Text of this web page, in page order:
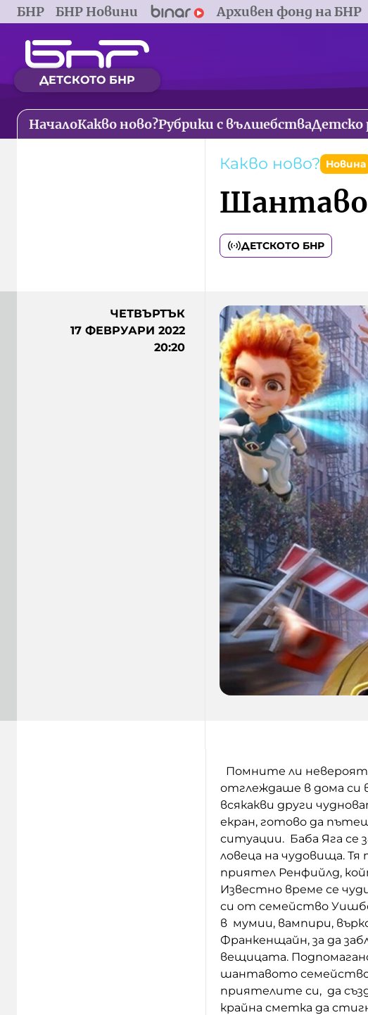
БНР БНР Новини Архивен фонд на БНР
ДЕТСКОТО БНР
НачалоКакво ново?Рубрики с вълшебстваДетско
Какво ново? Новина
ДЕТСКОТО БНР
ЧЕТВЪРТЪК
17 ФЕВРУАРИ 2022
20:20
Помните ли
отглеждаше в дома си
всякакви други
екран, готово да
ситуации. Баба Яга се
ловеца на чудовища.
приятел Ренфийлд,
Известно време се
си от семейство
в мумии, вампири,
Франкенщайн, за да
вещицата.
шантавото семейство
приятелите си, да
крайна сметка да